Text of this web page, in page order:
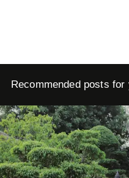
Recommended posts for